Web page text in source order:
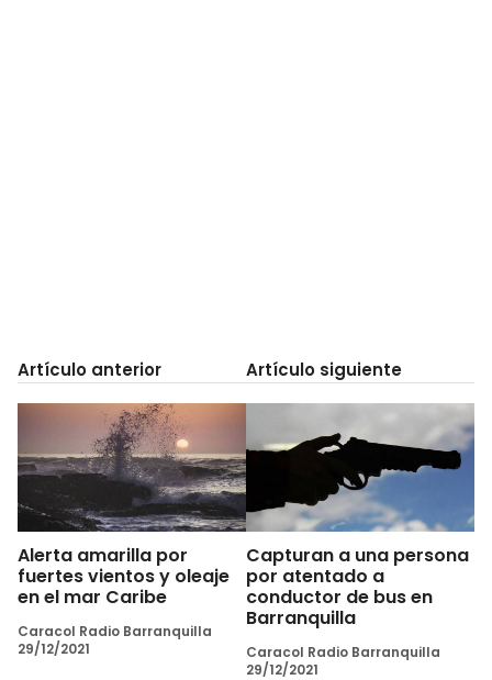
Artículo anterior
Alerta amarilla por
fuertes vientos y oleaje
en el mar Caribe
Caracol Radio Barranquilla
29/12/2021
Artículo siguiente
Capturan a una persona
por atentado a
conductor de bus en
Barranquilla
Caracol Radio Barranquilla
29/12/2021